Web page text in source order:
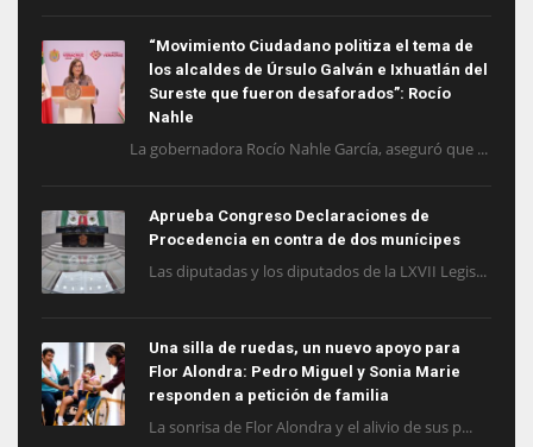
“Movimiento Ciudadano politiza el tema de
los alcaldes de Úrsulo Galván e Ixhuatlán del
Sureste que fueron desaforados”: Rocío
Nahle
La gobernadora Rocío Nahle García, aseguró que ...
Aprueba Congreso Declaraciones de
Procedencia en contra de dos munícipes
Las diputadas y los diputados de la LXVII Legis...
Una silla de ruedas, un nuevo apoyo para
Flor Alondra: Pedro Miguel y Sonia Marie
responden a petición de familia
La sonrisa de Flor Alondra y el alivio de sus p...